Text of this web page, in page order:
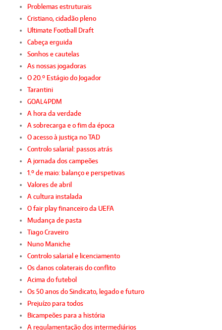
Problemas estruturais
Cristiano, cidadão pleno
Ultimate Football Draft
Cabeça erguida
Sonhos e cautelas
As nossas jogadoras
O 20.º Estágio do Jogador
Tarantini
GOAL4PDM
A hora da verdade
A sobrecarga e o fim da época
O acesso à justiça no TAD
Controlo salarial: passos atrás
A jornada dos campeões
1.º de maio: balanço e perspetivas
Valores de abril
A cultura instalada
O fair play financeiro da UEFA
Mudança de pasta
Tiago Craveiro
Nuno Maniche
Controlo salarial e licenciamento
Os danos colaterais do conflito
Acima do futebol
Os 50 anos do Sindicato, legado e futuro
Prejuízo para todos
Bicampeões para a história
A regulamentação dos intermediários